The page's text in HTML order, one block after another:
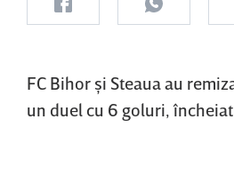
FC Bihor şi Steaua au
un duel cu 6 goluri,